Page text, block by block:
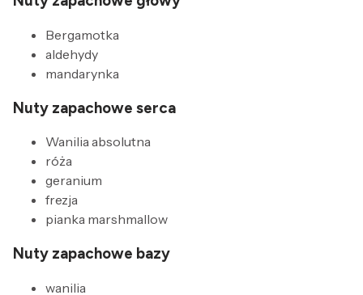
Bergamotka
aldehydy
mandarynka
Nuty zapachowe serca
Wanilia absolutna
róża
geranium
frezja
pianka marshmallow
Nuty zapachowe bazy
wanilia